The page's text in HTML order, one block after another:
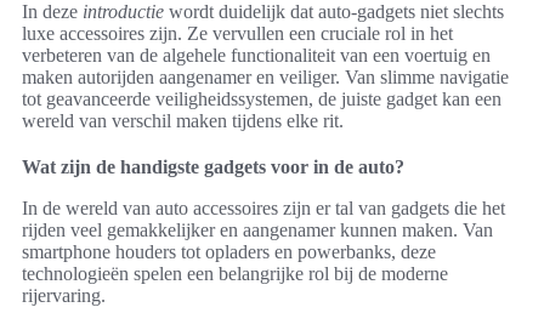
In deze introductie wordt duidelijk dat auto-gadgets niet slechts
luxe accessoires zijn. Ze vervullen een cruciale rol in het
verbeteren van de algehele functionaliteit van een voertuig en
maken autorijden aangenamer en veiliger. Van slimme navigatie
tot geavanceerde veiligheidssystemen, de juiste gadget kan een
wereld van verschil maken tijdens elke rit.
Wat zijn de handigste gadgets voor in de auto?
In de wereld van auto accessoires zijn er tal van gadgets die het
rijden veel gemakkelijker en aangenamer kunnen maken. Van
smartphone houders tot opladers en powerbanks, deze
technologieën spelen een belangrijke rol bij de moderne
rijervaring.